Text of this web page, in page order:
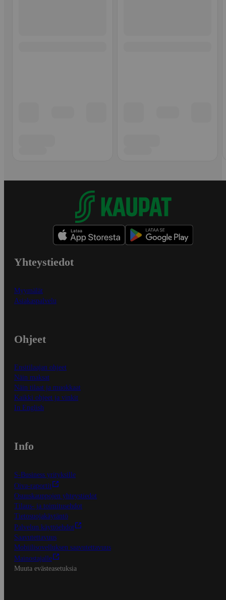
Yhteystiedot
Myymälät
Asiakaspalvelu
Ohjeet
Ensitilaajan ohjeet
Näin maksat
Näin tilaat ja muokkaat
Kaikki ohjeet ja vinkit
In English
Info
S-Business yrityksille
Oiva-raportit
Osuuskauppojen yhteystiedot
Tilaus- ja toimitusehdot
Tietosuojakäytäntö
Palvelun käyttöehdot
Saavutettavuus
Mobiilisovelluksen saavutettavuus
Mainostajalle
Muuta evästeasetuksia